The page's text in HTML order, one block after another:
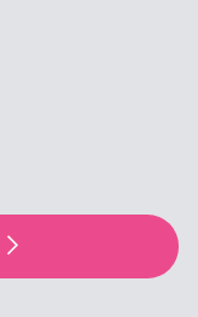
arrow_forward_ios